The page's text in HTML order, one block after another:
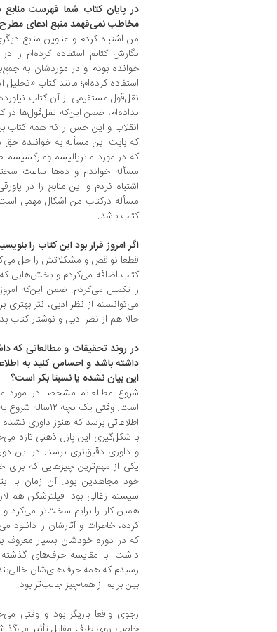
در پایان کتاب شما فهرست
مخاطب نمی‌فهمد منبع ادعای
من اشتباه کردم و عناوین منابع
نگارش کتابم استفاده کرده‌ام را
خوانده بودم و در موردشان به
استفاده کرده‌ام؛ مانند کتاب
نقل‌قول مستقیمی از آن کتاب
نداده‌ام، ضمن این‌که نقل‌قول‌ها
انقلاب و این حس را که همه کتاب
که بابت این مسأله به خواننده
مسأله خواندم و ده‌ها ساعت
اشتباه کردم و این منابع را در
مسأله درکتاب من اشکال مهمی
کتاب باشد.
اگر امروز قرار بود این کتاب را
قطعا نواقص و مشکلاتش را حل
کتاب اضافه می‌کردم و بخش‌هایی که
را تکمیل می‌کردم. ضمن این‌که
می‌توانستم از نظر ادبی، نثر
حالا هم از نظر ادبی و نوشتار
در روند تحقیقات و مطالعاتی که
داشته باشد و احساس کنید به
این بیان نشده یا نسبتا بکر است؟
است. وقتی یک
اطلاعاتی برسد که هنوز داوری
با شکل‌گیری این پازل ذهنی تازه
و داوری دقیق‌تری برسد. در این
یکی از مهم‌ترین چیزهایی که
خود مجاهدین بود. آن زمان با
سیستم زغالی بود. فیلترشکن هم
همین کار را برایم سخت‌تر می‌کرد و
کرده، خاطرات و آثارشان را دانلود
که در دوره خودشان بسیار معروف
داشت. با مقایسه حرف‌های
رسیدم که همه‌ حرف‌های‌شان
بین برایم از همه‌چیز جالب‌تر بود.
رجوی واقعا بازیگر بود و